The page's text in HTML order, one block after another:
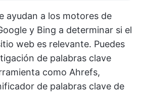
ayudan a los motores de
y Bing a determinar si el
web es relevante. Puedes
de palabras clave
como Ahrefs,
de palabras clave de